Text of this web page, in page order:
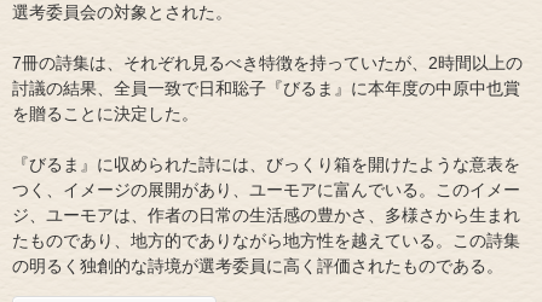
選考委員会の対象とされた。
7冊の詩集は、それぞれ見るべき特徴を持っていたが、2時間以上の
討議の結果、全員一致で日和聡子『びるま』に本年度の中原中也賞
を贈ることに決定した。
『びるま』に収められた詩には、びっくり箱を開けたような意表を
つく、イメージの展開があり、ユーモアに富んでいる。このイメー
ジ、ユーモアは、作者の日常の生活感の豊かさ、多様さから生まれ
たものであり、地方的でありながら地方性を越えている。この詩集
の明るく独創的な詩境が選考委員に高く評価されたものである。